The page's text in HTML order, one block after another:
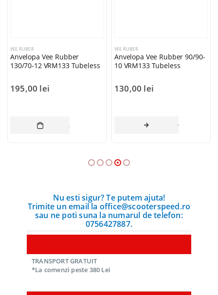
VEE RUBER
Anvelopa Vee Rubber
130/70-12 VRM133 Tubeless
195,00 lei
ADAUGĂ ÎN COȘ
VEE RUBER
Anvelopa Vee Rubber 90/90-
10 VRM133 Tubeless
130,00 lei
CITEȘTE MAI
Nu esti sigur? Te putem ajuta!
Trimite un email la office@scooterspeed.ro
sau ne poti suna la numarul de telefon:
0756427887.
TRANSPORT GRATUIT
*La comenzi peste 380 Lei